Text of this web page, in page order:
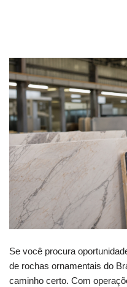
Se você procura
de rochas ornamentais do
caminho certo. Com